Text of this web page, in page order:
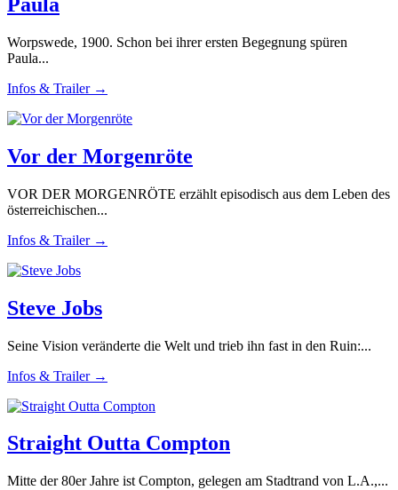
Worpswede, 1900. Schon bei ihrer ersten Begegnung spüren
Paula...
Infos & Trailer →
Vor der Morgenröte
VOR DER MORGENRÖTE erzählt episodisch aus dem Leben des
österreichischen...
Infos & Trailer →
Steve Jobs
Seine Vision veränderte die Welt und trieb ihn fast in den Ruin:...
Infos & Trailer →
Straight Outta Compton
Mitte der 80er Jahre ist Compton, gelegen am Stadtrand von L.A.,...